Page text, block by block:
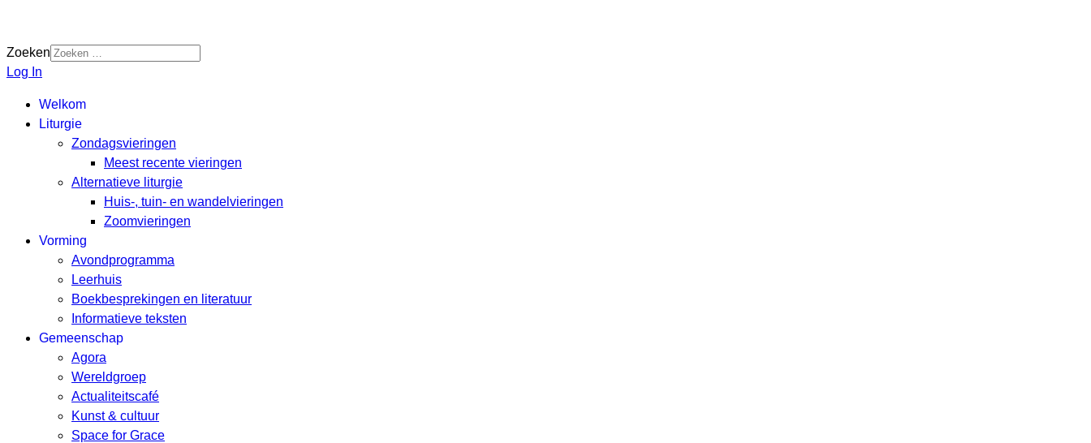
Zoeken
Log In
Welkom
Liturgie
Zondagsvieringen
Meest recente vieringen
Alternatieve liturgie
Huis-, tuin- en wandelvieringen
Zoomvieringen
Vorming
Avondprogramma
Leerhuis
Boekbesprekingen en literatuur
Informatieve teksten
Gemeenschap
Agora
Wereldgroep
Actualiteitscafé
Kunst & cultuur
Space for Grace